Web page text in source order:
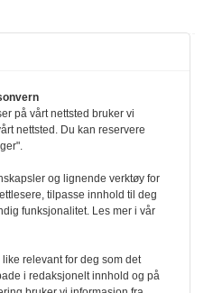
en nedgang fra forrige
land i folketall. For å lese
inn her Ny abonnent? Velg
og bedrifter.
på vårt nettsted bruker vi
nettsted. Du kan reservere
og lignende verktøy for
tilpasse innhold til deg
funksjonalitet. Les mer i vår
relevant for deg som det
i redaksjonelt innhold og på